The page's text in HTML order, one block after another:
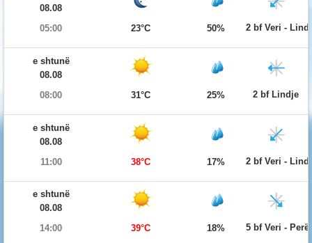
08.08
05:00
23°C 50% 2 bf Veri -
e shtunë
08.08
08:00
31°C 25% 2 bf Lindje
e shtunë
08.08
11:00
38°C 17% 2 bf Veri -
e shtunë
08.08
14:00
39°C 18% 5 bf Veri -